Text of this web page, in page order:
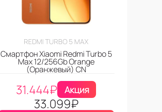
REDMI TURBO 5 MAX
Смартфон Xiaomi Redmi Turbo 5
Max 12/256Gb Orange
(Оранжевый) CN
31.444₽ Акция
33.099₽